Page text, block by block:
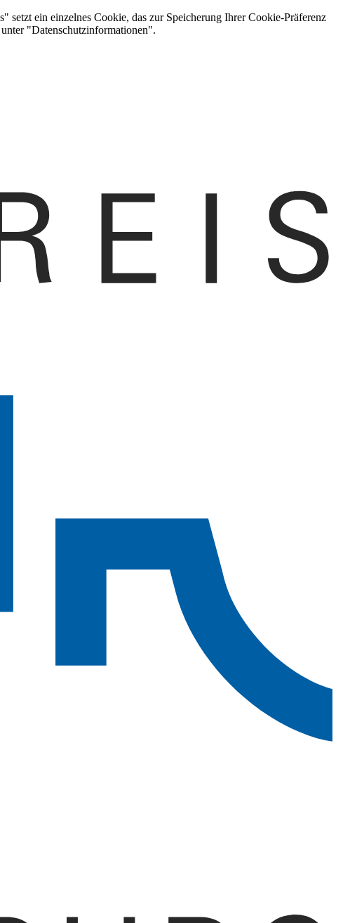
setzt ein einzelnes Cookie, das zur Speicherung Ihrer Cookie-Präferenz
"Datenschutzinformationen".